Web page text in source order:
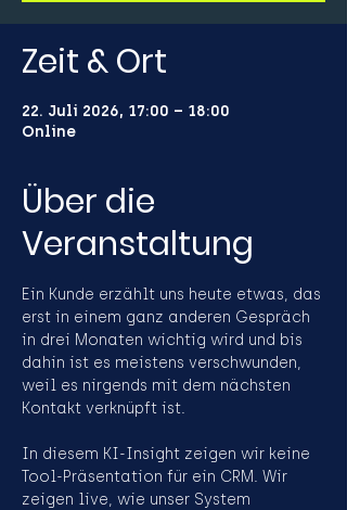
Zeit & Ort
22. Juli 2026, 17:00 – 18:00
Online
Über die
Veranstaltung
Ein Kunde erzählt uns heute etwas, das
erst in einem ganz anderen Gespräch
in drei Monaten wichtig wird und bis
dahin ist es meistens verschwunden,
weil es nirgends mit dem nächsten
Kontakt verknüpft ist.
In diesem KI-Insight zeigen wir keine
Tool-Präsentation für ein CRM. Wir
zeigen live, wie unser System